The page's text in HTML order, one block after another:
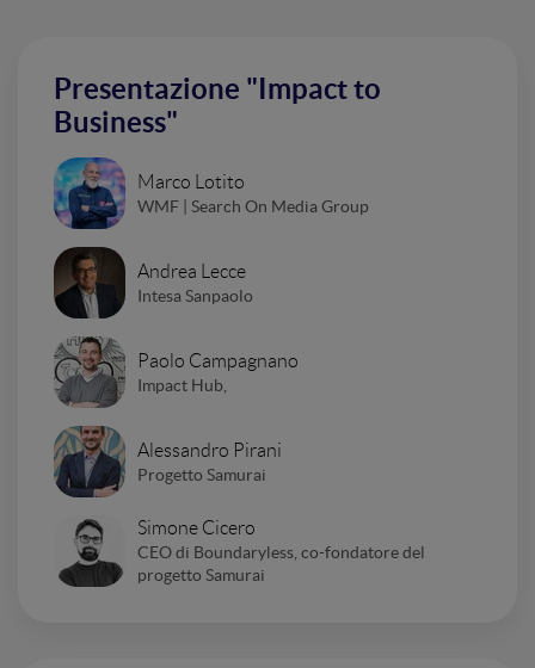
Presentazione "Impact to
Business"
Marco Lotito
WMF | Search On Media Group
Andrea Lecce
Intesa Sanpaolo
Paolo Campagnano
Impact Hub,
Alessandro Pirani
Progetto Samurai
Simone Cicero
CEO di Boundaryless, co-fondatore del
progetto Samurai